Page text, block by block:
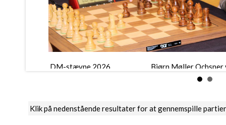
DM-stævne 2026 Bjørn Møller Ochsner
Klik på nedenstående resultater for at gennemspille partier